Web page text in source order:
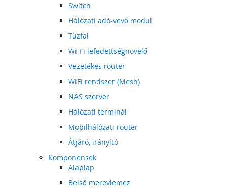
Switch
Hálózati adó-vevő modul
Tűzfal
Wi-Fi lefedettségnövelő
Vezetékes router
WiFi rendszer (Mesh)
NAS szerver
Hálózati terminál
Mobilhálózati router
Átjáró, irányító
Komponensek
Alaplap
Belső merevlemez